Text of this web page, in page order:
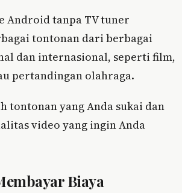
Android tanpa TV tuner
tontonan dari berbagai
dan internasional, seperti film,
pertandingan olahraga.
tontonan yang Anda sukai dan
video yang ingin Anda
Biaya